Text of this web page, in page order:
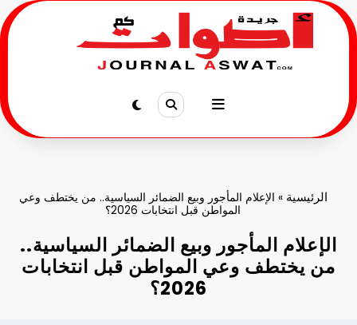
التجاوز
إلى
المحتوى
الرئيسية » الإعلام المأجور وبيع الضمائر السياسية.. من يختطف وعي
المواطن قبل انتخابات 2026؟
الإعلام المأجور وبيع الضمائر السياسية..
من يختطف وعي المواطن قبل انتخابات
2026؟